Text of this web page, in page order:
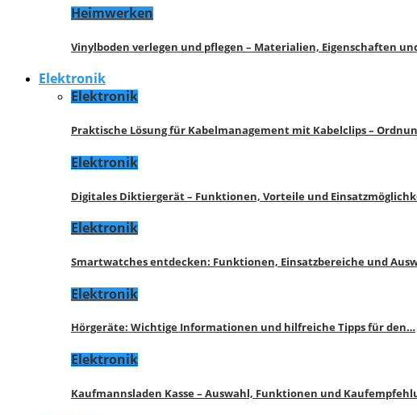
Heimwerken
Vinylboden verlegen und pflegen – Materialien, Eigenschaften
Elektronik
Elektronik
Praktische Lösung für Kabelmanagement mit Kabelclips –
Elektronik
Digitales Diktiergerät – Funktionen, Vorteile und
Elektronik
Smartwatches entdecken: Funktionen, Einsatzbereiche und
Elektronik
Hörgeräte: Wichtige Informationen und hilfreiche Tipps für den…
Elektronik
Kaufmannsladen Kasse – Auswahl, Funktionen und